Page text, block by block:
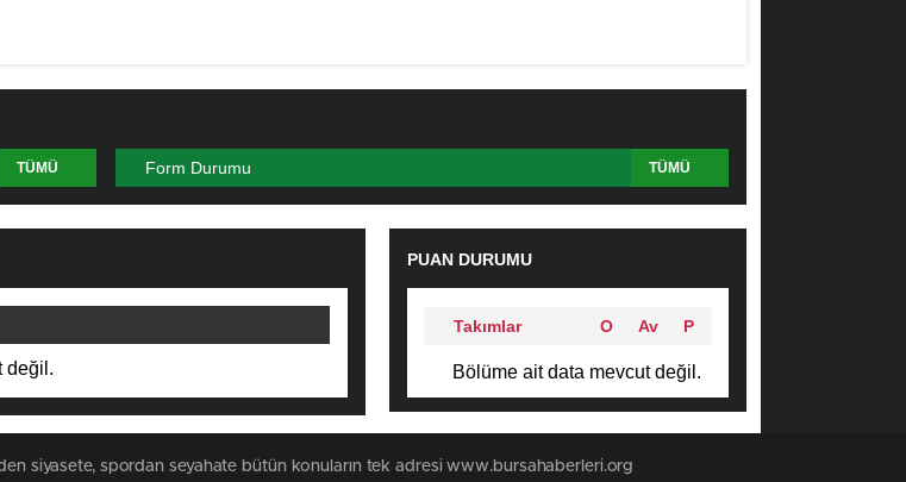
Form Durumu TÜMÜ
TÜMÜ
değil.
PUAN DURUMU
Takımlar P
Av
O
Bölüme ait data mevcut değil.
siyasete, spordan seyahate bütün konuların tek adresi www.bursahaberleri.org